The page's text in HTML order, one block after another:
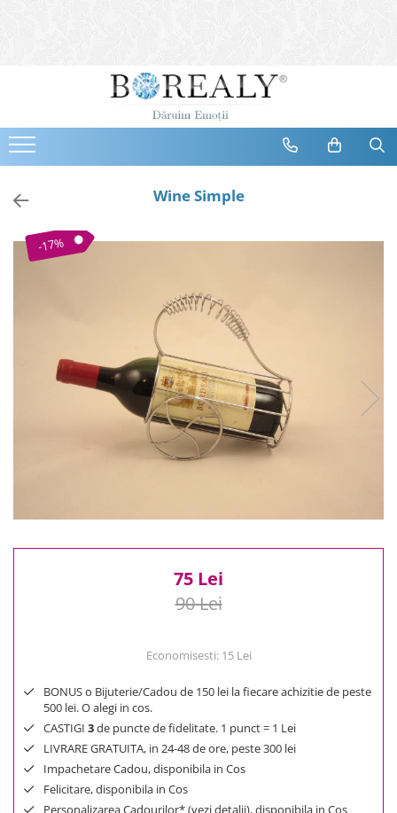
Bijuterii
Cercei
Bratari
Coliere
Brose
Tiare
Bijuterii Mirese
Selectii
Pret
0 Lei - 100 Lei
Wine Simple
-17%
75 Lei
90 Lei
Economisesti: 15 Lei
BONUS o Bijuterie/Cadou de 150 lei la fiecare achizitie de peste
500 lei. O alegi in cos.
CASTIGI 3de puncte de fidelitate. 1 punct = 1 Lei
LIVRARE GRATUITA, in 24-48 de ore, peste 300 lei
Impachetare Cadou, disponibila in Cos
Felicitare, disponibila in Cos
Personalizarea Cadourilor* (vezi detalii), disponibila in Cos